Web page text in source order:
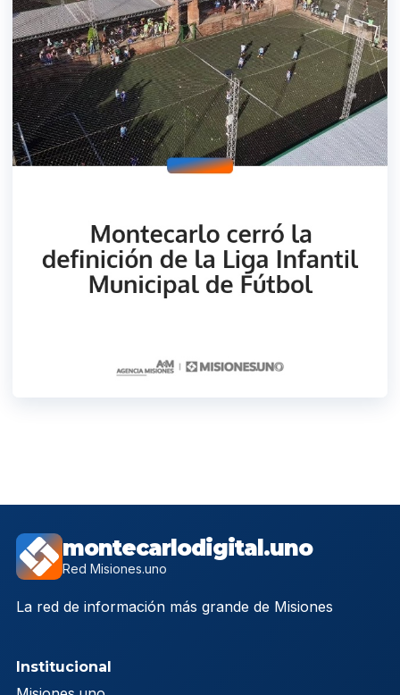
montecarlodigital.uno
Red Misiones.uno
La red de información más grande de Misiones
Institucional